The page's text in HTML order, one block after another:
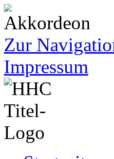
Zur
Impressum